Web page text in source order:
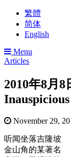
繁體
简体
English
Menu
Articles
2010年8月8
November 29,
听闻坐落吉隆坡
金山角的某著名